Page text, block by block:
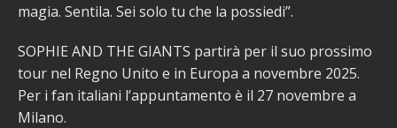
magia. Sentila. Sei solo tu che la possiedi”.
SOPHIE AND THE GIANTS partirà per il suo prossimo
tour nel Regno Unito e in Europa a novembre 2025.
Per i fan italiani l’appuntamento è il 27 novembre a
Milano.